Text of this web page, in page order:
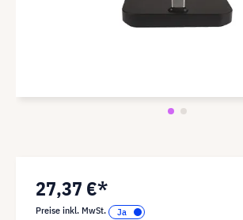
27,37 €*
Preise inkl. MwSt.